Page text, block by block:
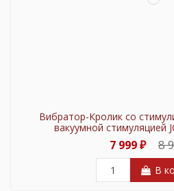
Вибратор-Кролик со
вакуумной стимуляцией
7 999 ₽ 8
В